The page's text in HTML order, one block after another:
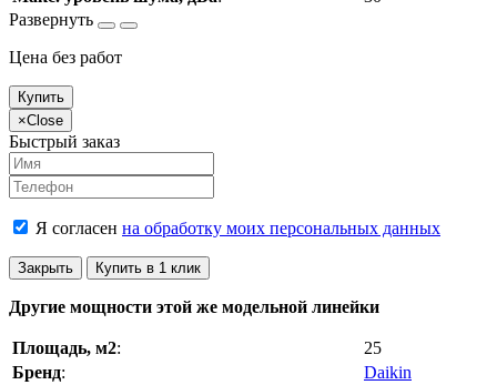
Цена без работ
Купить
×Close
Быстрый заказ
Я согласен на обработку моих персональных данных
Закрыть Купить в 1 клик
Другие мощности этой же модельной линейки
Площадь, м2:
25
Бренд:
Daikin